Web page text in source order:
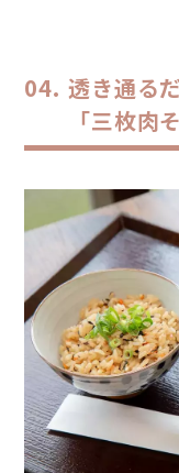
透き通る
「三枚肉